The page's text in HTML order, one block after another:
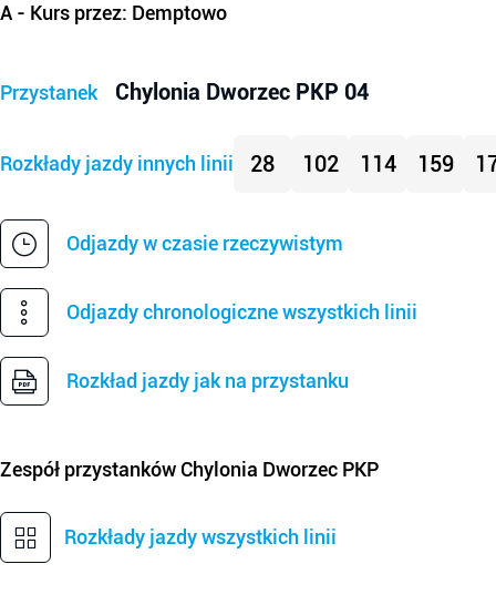
A - Kurs przez: Demptowo
Przystanek Chylonia Dworzec PKP 04
Rozkłady jazdy innych linii 28 102 114 159
Odjazdy w czasie rzeczywistym
Odjazdy chronologiczne wszystkich linii
Rozkład jazdy jak na przystanku
Zespół przystanków Chylonia Dworzec PKP
Rozkłady jazdy wszystkich linii